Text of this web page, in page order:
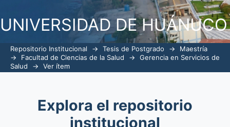
UNIVERSIDAD DE HUÁNUCO
Repositorio Institucional → Tesis de Postgrado →
Maestría
→
Facultad de Ciencias de la Salud →
Gerencia en Servicios de
Salud
→ Ver ítem
Explora el repositorio
institucional